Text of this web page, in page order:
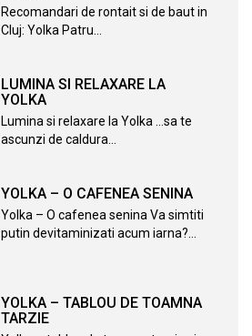
Recomandari de rontait si de baut in
Cluj: Yolka Patru…
LUMINA SI RELAXARE LA
YOLKA
Lumina si relaxare la Yolka …sa te
ascunzi de caldura…
YOLKA – O CAFENEA SENINA
Yolka – O cafenea senina Va simtiti
putin devitaminizati acum iarna?…
YOLKA – TABLOU DE TOAMNA
TARZIE